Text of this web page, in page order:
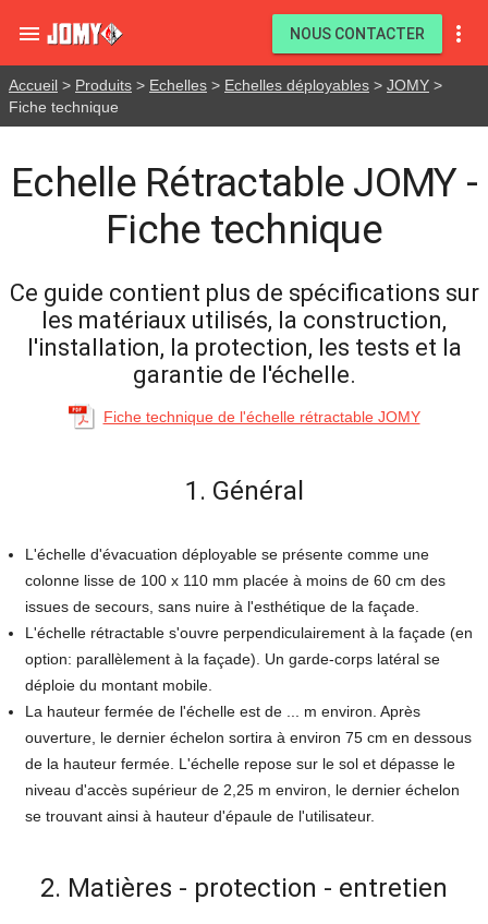
 NOUS CONTACTER 
Accueil > Produits > Echelles > Echelles déployables > JOMY >
Fiche technique
Echelle Rétractable JOMY -
Fiche technique
Ce guide contient plus de spécifications sur
les matériaux utilisés, la construction,
l'installation, la protection, les tests et la
garantie de l'échelle.
Fiche technique de l'échelle rétractable JOMY
1. Général
L'échelle d'évacuation déployable se présente comme une
colonne lisse de 100 x 110 mm placée à moins de 60 cm des
issues de secours, sans nuire à l'esthétique de la façade.
L'échelle rétractable s'ouvre perpendiculairement à la façade (en
option: parallèlement à la façade). Un garde-corps latéral se
déploie du montant mobile.
La hauteur fermée de l'échelle est de ... m environ. Après
ouverture, le dernier échelon sortira à environ 75 cm en dessous
de la hauteur fermée. L'échelle repose sur le sol et dépasse le
niveau d'accès supérieur de 2,25 m environ, le dernier échelon
se trouvant ainsi à hauteur d'épaule de l'utilisateur.
2. Matières - protection - entretien